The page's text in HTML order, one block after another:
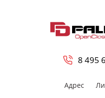
8 495
Адрес